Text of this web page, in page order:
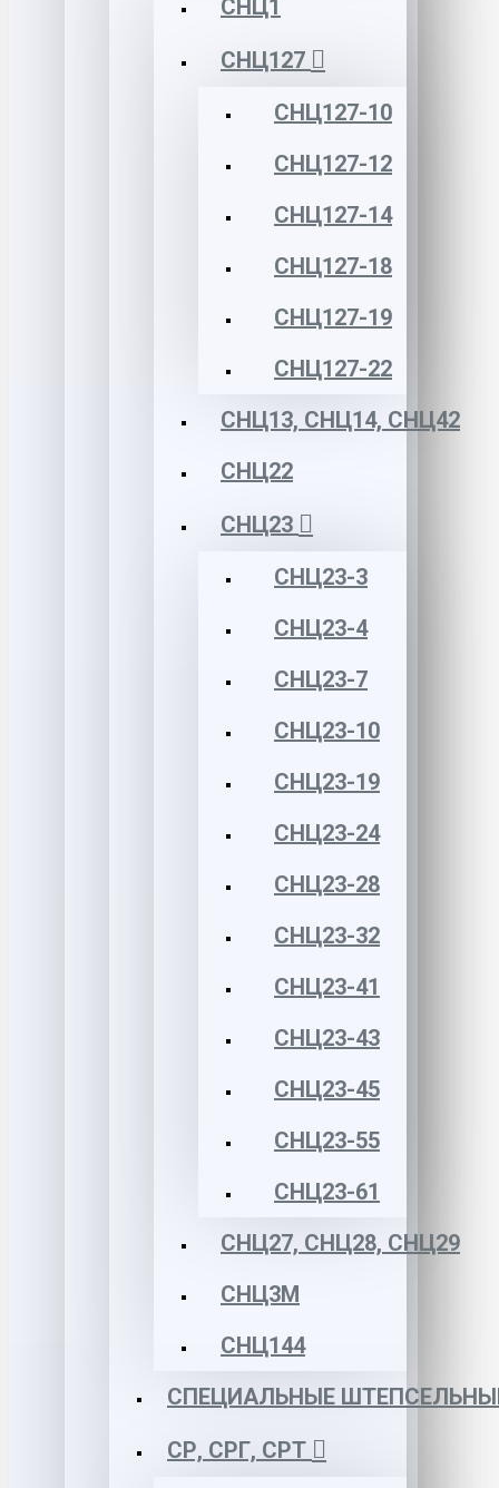
СНЦ1
СНЦ127
СНЦ127-10
СНЦ127-12
СНЦ127-14
СНЦ127-18
СНЦ127-19
СНЦ127-22
СНЦ13, СНЦ14, СНЦ42
СНЦ22
СНЦ23
СНЦ23-3
СНЦ23-4
СНЦ23-7
СНЦ23-10
СНЦ23-19
СНЦ23-24
СНЦ23-28
СНЦ23-32
СНЦ23-41
СНЦ23-43
СНЦ23-45
СНЦ23-55
СНЦ23-61
СНЦ27, СНЦ28, СНЦ29
СНЦ3М
СНЦ144
СПЕЦИАЛЬНЫЕ
СР, СРГ, СРТ